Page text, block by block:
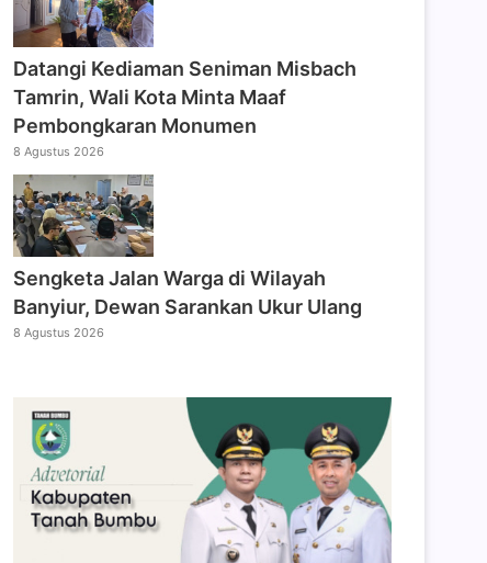
Datangi Kediaman Seniman Misbach
Tamrin, Wali Kota Minta Maaf
Pembongkaran Monumen
8 Agustus 2026
Sengketa Jalan Warga di Wilayah
Banyiur, Dewan Sarankan Ukur Ulang
8 Agustus 2026